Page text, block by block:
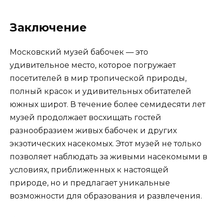
Заключение
Московский музей бабочек — это
удивительное место, которое погружает
посетителей в мир тропической природы,
полный красок и удивительных обитателей
южных широт. В течение более семидесяти лет
музей продолжает восхищать гостей
разнообразием живых бабочек и других
экзотических насекомых. Этот музей не только
позволяет наблюдать за живыми насекомыми в
условиях, приближенных к настоящей
природе, но и предлагает уникальные
возможности для образования и развлечения.